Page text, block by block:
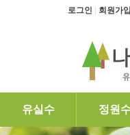
탑메뉴 바로가기로그인 회원가입
유실수 정원